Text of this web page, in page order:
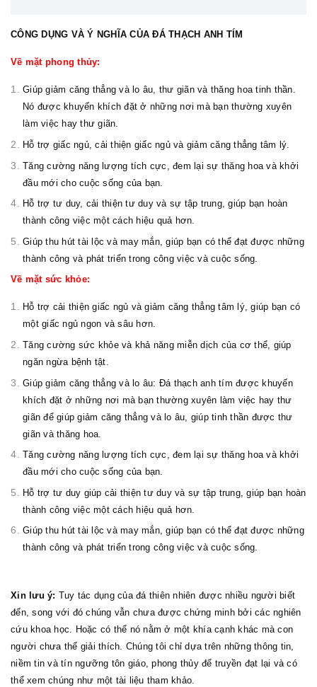
CÔNG DỤNG VÀ Ý NGHĨA CỦA ĐÁ THẠCH ANH TÍM
Về mặt phong thủy:
Giúp giảm căng thẳng và lo âu, thư giãn và thăng hoa tinh thần.
Nó được khuyến khích đặt ở những nơi mà bạn thường xuyên
làm việc hay thư giãn.
Hỗ trợ giấc ngủ, cải thiện giấc ngủ và giảm căng thẳng tâm lý.
Tăng cường năng lượng tích cực, đem lại sự thăng hoa và khởi
đầu mới cho cuộc sống của bạn.
Hỗ trợ tư duy, cải thiện tư duy và sự tập trung, giúp bạn hoàn
thành công việc một cách hiệu quả hơn.
Giúp thu hút tài lộc và may mắn, giúp bạn có thể đạt được những
thành công và phát triển trong công việc và cuộc sống.
Về mặt sức khỏe:
Hỗ trợ cải thiện giấc ngủ và giảm căng thẳng tâm lý, giúp bạn có
một giấc ngủ ngon và sâu hơn.
Tăng cường sức khỏe và khả năng miễn dịch của cơ thể, giúp
ngăn ngừa bệnh tật.
Giúp giảm căng thẳng và lo âu: Đá thạch anh tím được khuyến
khích đặt ở những nơi mà bạn thường xuyên làm việc hay thư
giãn để giúp giảm căng thẳng và lo âu, giúp tinh thần được thư
giãn và thăng hoa.
Tăng cường năng lượng tích cực, đem lại sự thăng hoa và khởi
đầu mới cho cuộc sống của bạn.
Hỗ trợ tư duy giúp cải thiện tư duy và sự tập trung, giúp bạn hoàn
thành công việc một cách hiệu quả hơn.
Giúp thu hút tài lộc và may mắn, giúp bạn có thể đạt được những
thành công và phát triển trong công việc và cuộc sống.
Xin lưu ý: Tuy tác dụng của đá thiên nhiên được nhiều người biết
đến, song với đó chúng vẫn chưa được chứng minh bởi các nghiên
cứu khoa học. Hoặc có thể nó nằm ở một khía cạnh khác mà con
người chưa thể giải thích. Chúng tôi chỉ dựa trên những thông tin,
niềm tin và tín ngưỡng tôn giáo, phong thủy để truyền đạt lại và có
thể xem chúng như một tài liệu tham khảo.